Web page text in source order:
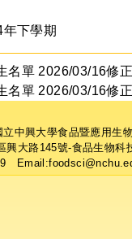
下學期
名單 2026/03/16修正
名單 2026/03/16修正
中興大學食品暨應用生
興大路145號-食品生物科
9